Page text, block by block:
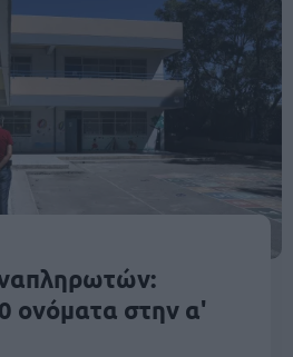
ονόματα στην α'